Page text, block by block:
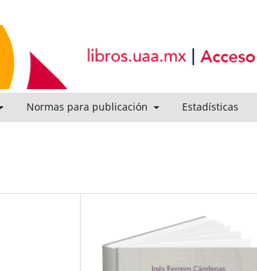
Normas para publicación Estadísticas